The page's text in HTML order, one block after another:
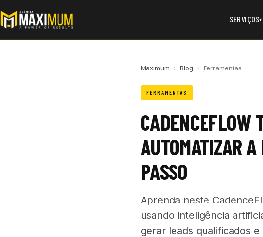
SERVIÇOS▾
Maximum › Blog › Ferramentas
FERRAMENTAS
CADENCEFLOW
AUTOMATIZAR A
PASSO
Aprenda neste
usando inteligência
gerar leads qualificados